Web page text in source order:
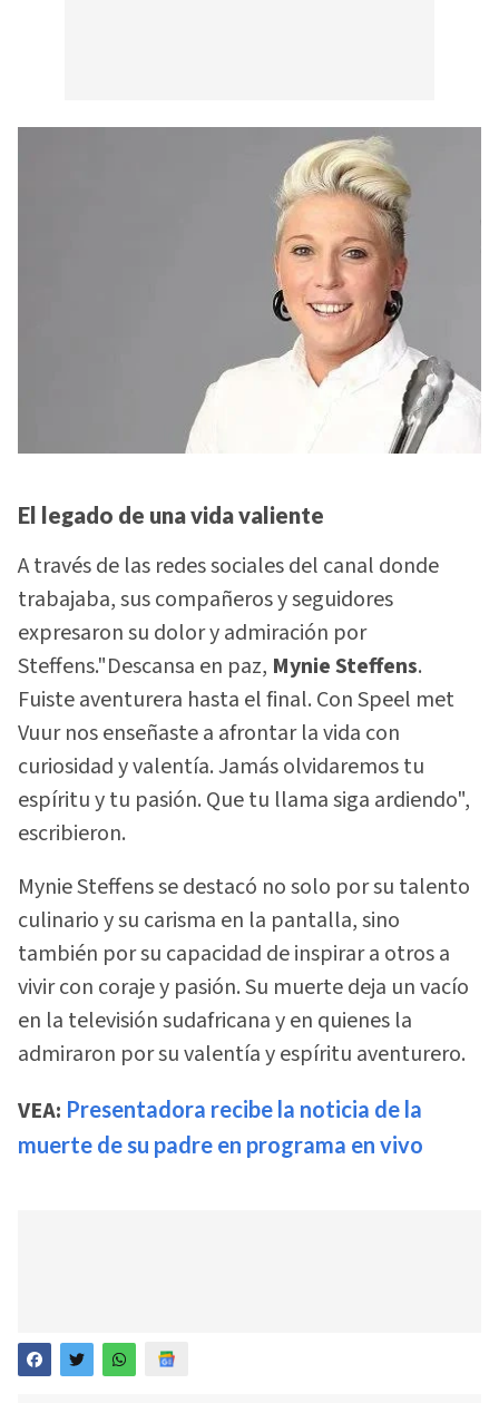
El legado de una vida valiente
A través de las redes sociales del canal donde
trabajaba, sus compañeros y seguidores
expresaron su dolor y admiración por
Steffens."Descansa en paz, Mynie Steffens.
Fuiste aventurera hasta el final. Con Speel met
Vuur nos enseñaste a afrontar la vida con
curiosidad y valentía. Jamás olvidaremos tu
espíritu y tu pasión. Que tu llama siga ardiendo",
escribieron.
Mynie Steffens se destacó no solo por su talento
culinario y su carisma en la pantalla, sino
también por su capacidad de inspirar a otros a
vivir con coraje y pasión. Su muerte deja un vacío
en la televisión sudafricana y en quienes la
admiraron por su valentía y espíritu aventurero.
VEA: Presentadora recibe la noticia de la
muerte de su padre en programa en vivo